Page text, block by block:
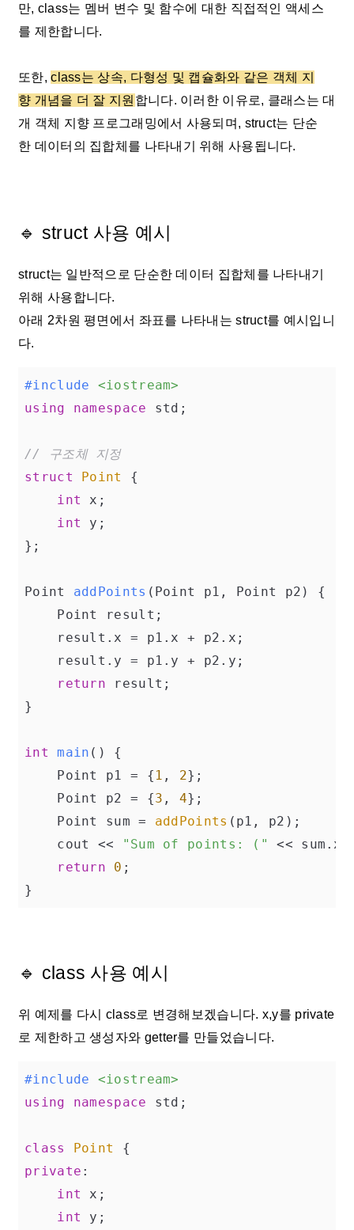
만, class는 멤버 변수 및 함수에 대한 직접적인 액세스
를 제한합니다.
또한,class는 상속, 다형성 및 캡슐화와 같은 객체 지
향 개념을 더 잘 지원 합니다. 이러한 이유로, 클래스는 대
개 객체 지향 프로그래밍에서 사용되며, struct는 단순
한 데이터의 집합체를 나타내기 위해 사용됩니다.
🔹 struct 사용 예시
struct는 일반적으로 단순한 데이터 집합체를 나타내기
위해 사용합니다.
아래 2차원 평면에서 좌표를 나타내는 struct를 예시입니
다.
#include
<iostream>
using
namespace std;
// 구조체 지정
struct
Point
{
int
x;
int
y;
};
Point addPoints (Point p1, Point p2)
{
    Point result;
    result.x = p1.x + p2.x;
    result.y = p1.y + p2.y;
return result;
}
int main ()
{
    Point p1 = {
1 , 2};
    Point p2 = {
3 , 4};
    Point sum =
addPoints (p1, p2);
    cout <<
"Sum of points: ("
<< sum.x
return
0 ;
}
🔹 class 사용 예시
위 예제를 다시 class로 변경해보겠습니다. x,y를 private
로 제한하고 생성자와 getter를 만들었습니다.
#include
<iostream>
using
namespace std;
class Point
{
private :
int
x;
int